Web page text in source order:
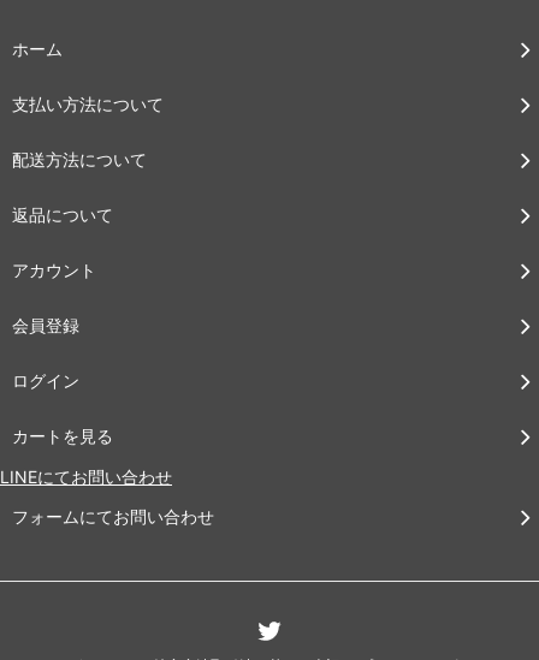
ホーム
支払い方法について
配送方法について
返品について
アカウント
会員登録
ログイン
カートを見る
LINEにてお問い合わせ
フォームにてお問い合わせ